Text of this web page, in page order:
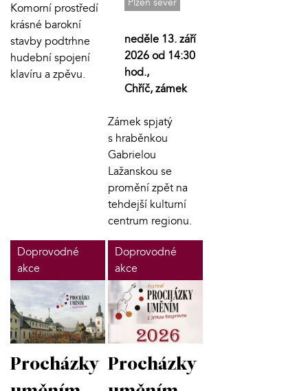
Komorní prostředí
krásné barokní
stavby podtrhne
hudební spojení
klavíru a zpěvu.
neděle 13. září
2026 od 14:30
hod.,
Chříč, zámek
Zámek spjatý
s hraběnkou
Gabrielou
Lažanskou se
promění zpět na
tehdejší kulturní
centrum regionu.
Doprovodné
akce
Procházky
Doprovodné
akce
Procházky